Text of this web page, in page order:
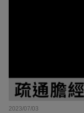
2023/07/03